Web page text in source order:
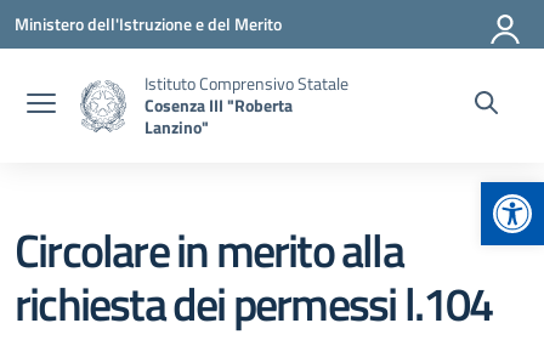
Vai ai contenuti
Vai al menu di navigazione
Vai al footer
Ministero dell'Istruzione e del Merito
Istituto Comprensivo Statale
Cosenza III "Roberta
Lanzino"
Circolare in merito alla
richiesta dei permessi l.104